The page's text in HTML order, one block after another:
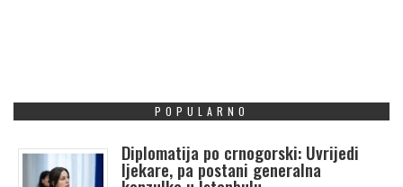
POPULARNO
Diplomatija po crnogorski: Uvrijedi
ljekare, pa postani generalna